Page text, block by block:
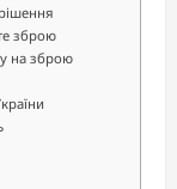
зброю
на зброю